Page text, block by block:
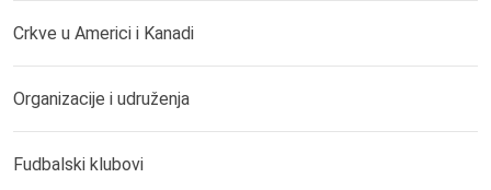
Crkve u Americi i Kanadi
Organizacije i udruženja
Fudbalski klubovi